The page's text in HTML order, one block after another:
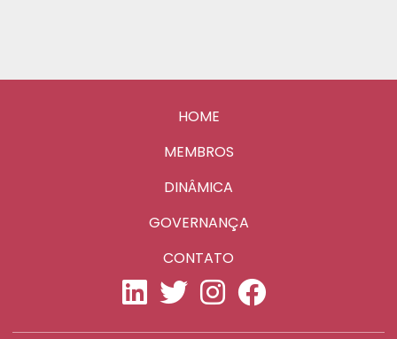
HOME
MEMBROS
DINÂMICA
GOVERNANÇA
CONTATO